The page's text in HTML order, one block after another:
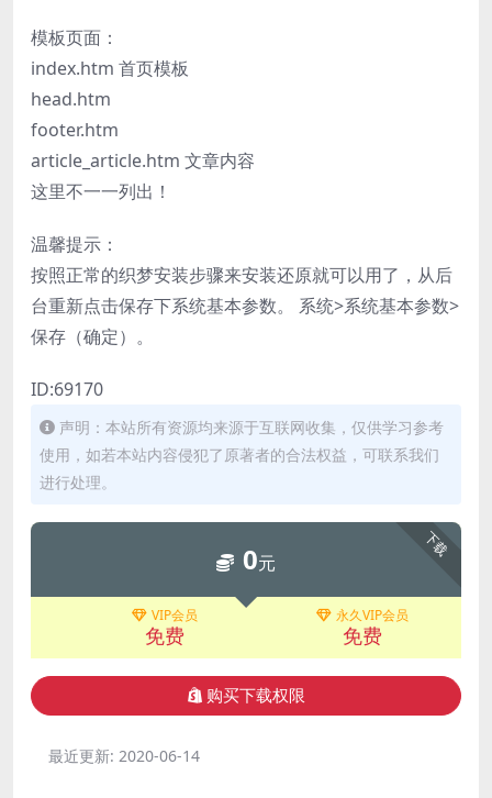
模板页面：
index.htm 首页模板
head.htm
footer.htm
article_article.htm 文章内容
这里不一一列出！
温馨提示：
按照正常的织梦安装步骤来安装还原就可以用了，从后
台重新点击保存下系统基本参数。 系统>系统基本参数>
保存（确定）。
ID:69170
声明：本站所有资源均来源于互联网收集，仅供学习参考
使用，如若本站内容侵犯了原著者的合法权益，可联系我们
进行处理。
下载
0元
VIP会员
免费
永久VIP会员
免费
购买下载权限
最近更新: 2020-06-14